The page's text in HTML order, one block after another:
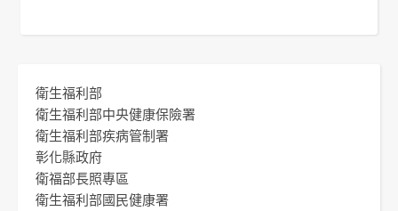
衛生福利部
衛生福利部中央健康保險署
衛生福利部疾病管制署
彰化縣政府
衛福部長照專區
衛生福利部國民健康署